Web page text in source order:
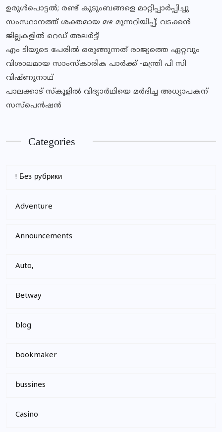
ഉരുൾപൊട്ടൽ; രണ്ട് കുടുംബങ്ങളെ മാറ്റിപ്പാർപ്പിച്ചു
സംസ്ഥാനത്ത് ശക്തമായ മഴ മുന്നറിയിപ്പ്; വടക്കൻ
ജില്ലകളിൽ റെഡ് അലർട്ട്!
എം ടിയുടെ പേരില്‍ ഒരുങ്ങുന്നത് രാജ്യത്തെ ഏറ്റവും
വിശാലമായ സാംസ്‌കാരിക പാര്‍ക്ക് -മന്ത്രി പി സി
വിഷ്ണുനാഥ്
പാലക്കാട് സ്‌കൂളില്‍ വിദ്യാര്‍ഥിയെ മര്‍ദിച്ച അധ്യാപകന്
സസ്‌പെന്‍ഷന്‍
Categories
! Без рубрики
Adventure
Announcements
Auto,
Betway
blog
bookmaker
bussines
Casino